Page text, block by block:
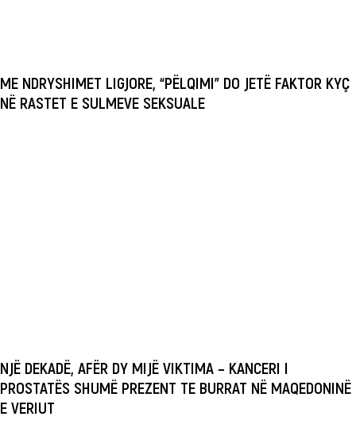
ME NDRYSHIMET LIGJORE, “PËLQIMI” DO JETË FAKTOR KYÇ
NË RASTET E SULMEVE SEKSUALE
NJË DEKADË, AFËR DY MIJË VIKTIMA – KANCERI I
PROSTATËS SHUMË PREZENT TE BURRAT NË MAQEDONINË
E VERIUT